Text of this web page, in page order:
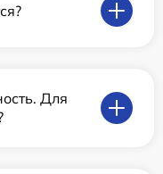
Для